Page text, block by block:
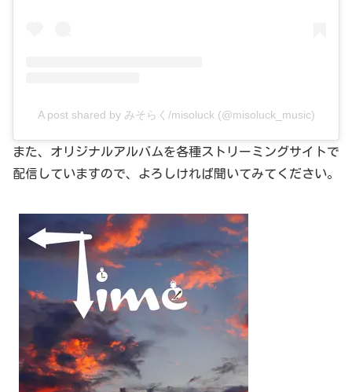
A post shared by みそらく/misoluck (@misoluck_music)
また、オリジナルアルバムを各種ストリーミングサイトで
配信していますので、よろしければ聞いてみてください。